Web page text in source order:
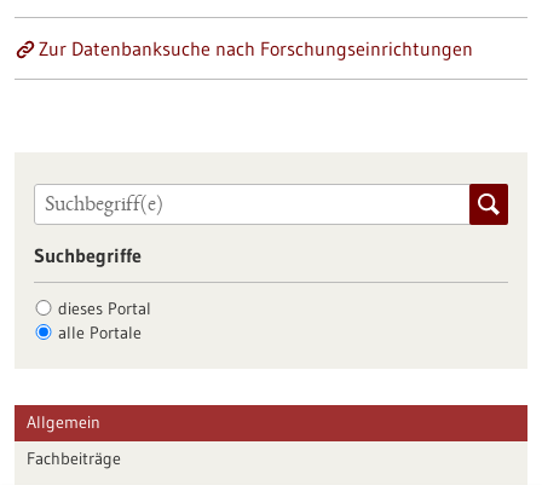
Zur Datenbanksuche nach Forschungseinrichtungen
Suchbegriffe
dieses Portal
alle Portale
Allgemein
Fachbeiträge